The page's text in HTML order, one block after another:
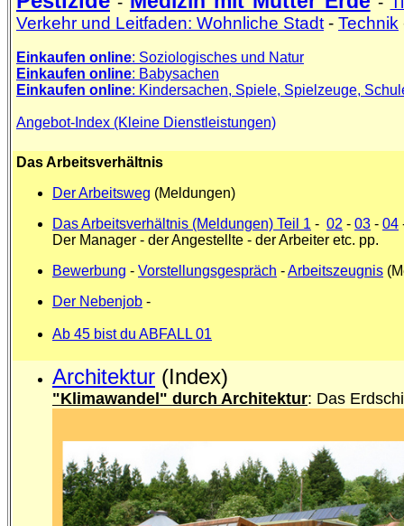
Verkehr und Leitfaden: Wohnliche Stadt - Technik
Einkaufen online: Soziologisches und Natur
Ein kaufen online: Babysachen
Einkaufen online: Kindersachen, Spiele, Spielzeuge,
Angebot-Index (Kleine Dienstleistungen)
Das Arbeitsverhältnis
Der Arbeitsweg (Meldungen)
Das Arbeitsverhältnis (Meldungen) Teil 1 - 02 - 03 - 04
Der Manager - der Angestellte - der Arbeiter etc. pp.
Bewerbung - Vorstellungsgespräch -Arbeitszeugnis
Der Nebenjob -
Ab 45 bist du ABFALL 01
Architektur (Index)
"Klimawandel" durch Architektur: Das